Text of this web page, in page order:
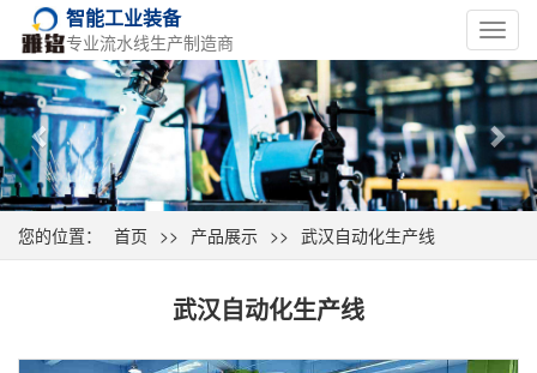
智能工业装备
专业流水线生产制造商
Previous
您的位置： 首页 >> 产品展示 >> 武汉自动化生产线
武汉自动化生产线